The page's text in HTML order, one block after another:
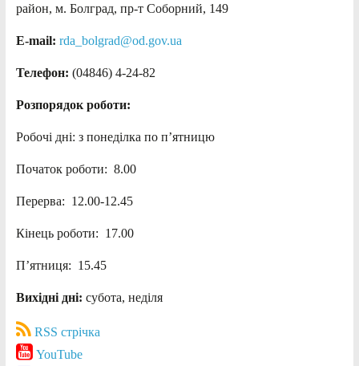
район, м. Болград, пр-т Соборний, 149
E-mail: rda_bolgrad@od.gov.ua
Телефон: (04846) 4-24-82
Розпорядок роботи:
Робочі дні: з понеділка по п’ятницю
Початок роботи: 8.00
Перерва: 12.00-12.45
Кінець роботи: 17.00
П’ятниця: 15.45
Вихідні дні: субота, неділя
RSS стрічка
YouTube